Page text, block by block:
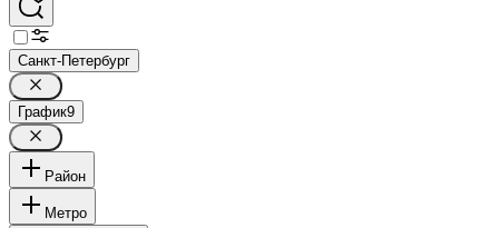
Санкт-Петербург
График9
Район
Метро